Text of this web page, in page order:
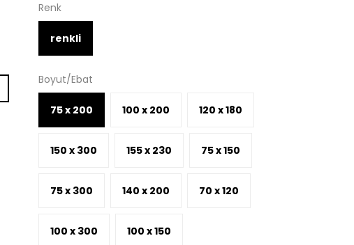
Renk
renkli
Boyut/Ebat
75 x 200 100 x 200 120 x 180
150 x 300 155 x 230 75 x 150
75 x 300 140 x 200 70 x 120
100 x 300 100 x 150